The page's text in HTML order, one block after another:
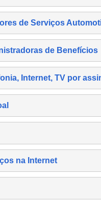
de Serviços
de Benefícios
Internet, TV por
na Internet